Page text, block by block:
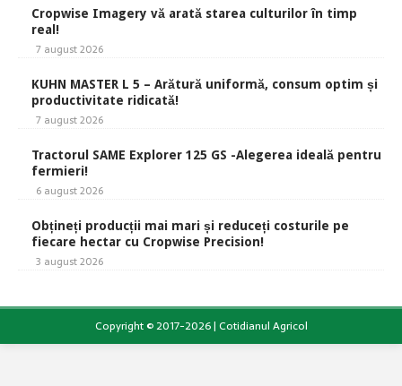
Cropwise Imagery vă arată starea culturilor în timp
real!
7 august 2026
KUHN MASTER L 5 – Arătură uniformă, consum optim și
productivitate ridicată!
7 august 2026
Tractorul SAME Explorer 125 GS -Alegerea ideală pentru
fermieri!
6 august 2026
Obțineți producții mai mari și reduceți costurile pe
fiecare hectar cu Cropwise Precision!
3 august 2026
Copyright © 2017-2026 | Cotidianul Agricol